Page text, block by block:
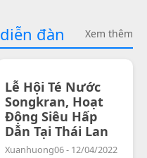
đàn Xem thêm
Lễ Hội Té Nước
Songkran, Hoạt
Động Siêu Hấp
Dẫn Tại Thái Lan
Xuanhuong06 - 12/04/2022